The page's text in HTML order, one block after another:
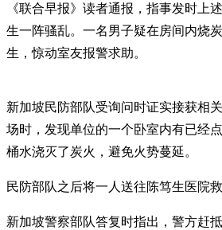
《联合早报》读者通报，指事发时上
生一阵骚乱。一名男子疑在房间内烧
生，惊动室友报警求助。
新加坡民防部队受询问时证实接获相
场时，发现单位的一个卧室内有已经
桶水浇灭了炭火，避免火势蔓延。
民防部队之后将一人送往陈笃生医院救
新加坡警察部队答复时指出，警方赶